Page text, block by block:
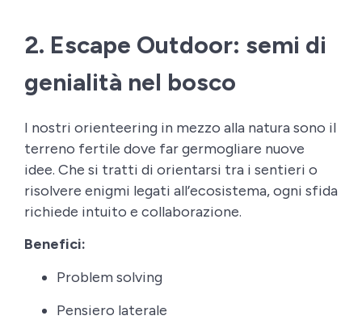
2. Escape Outdoor: semi di
genialità nel bosco
I nostri orienteering in mezzo alla natura sono il
terreno fertile dove far germogliare nuove
idee. Che si tratti di orientarsi tra i sentieri o
risolvere enigmi legati all’ecosistema, ogni sfida
richiede intuito e collaborazione.
Benefici:
Problem solving
Pensiero laterale